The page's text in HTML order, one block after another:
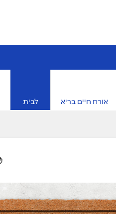
אורח חיים בריא לבית